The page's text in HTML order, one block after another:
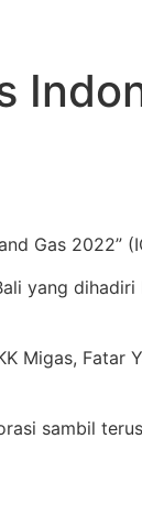
Gas 2022”
yang dihadiri
Migas, Fatar
i sambil terus